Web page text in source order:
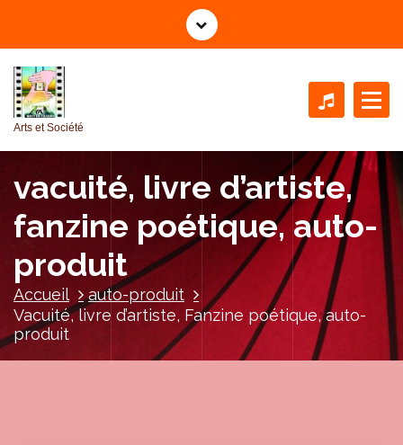
l
Arts et Société
vacuité, livre d’artiste,
fanzine poétique, auto-
produit
Accueil
auto-produit
Vacuité, livre d’artiste, Fanzine poétique, auto-
produit